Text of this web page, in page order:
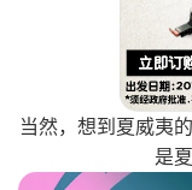
当然，想到夏威夷
是